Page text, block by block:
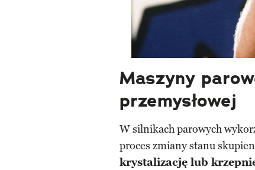
Maszyny
przemysłowej
W silnikach parowych
proces zmiany stanu
krystalizację lub